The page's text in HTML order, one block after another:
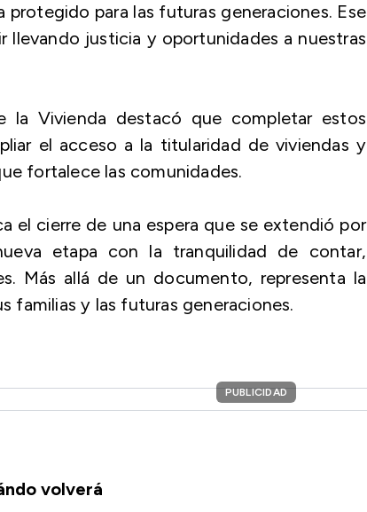
para las futuras generaciones. Ese
llevando justicia y oportunidades a nuestras
la Vivienda destacó que completar estos
el acceso a la titularidad de viviendas y
fortalece las comunidades.
el cierre de una espera que se extendió por
etapa con la tranquilidad de contar,
Más allá de un documento, representa la
familias y las futuras generaciones.
PUBLICIDAD
volverá